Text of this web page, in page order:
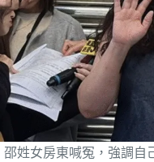
邵姓女房東喊冤，強調自